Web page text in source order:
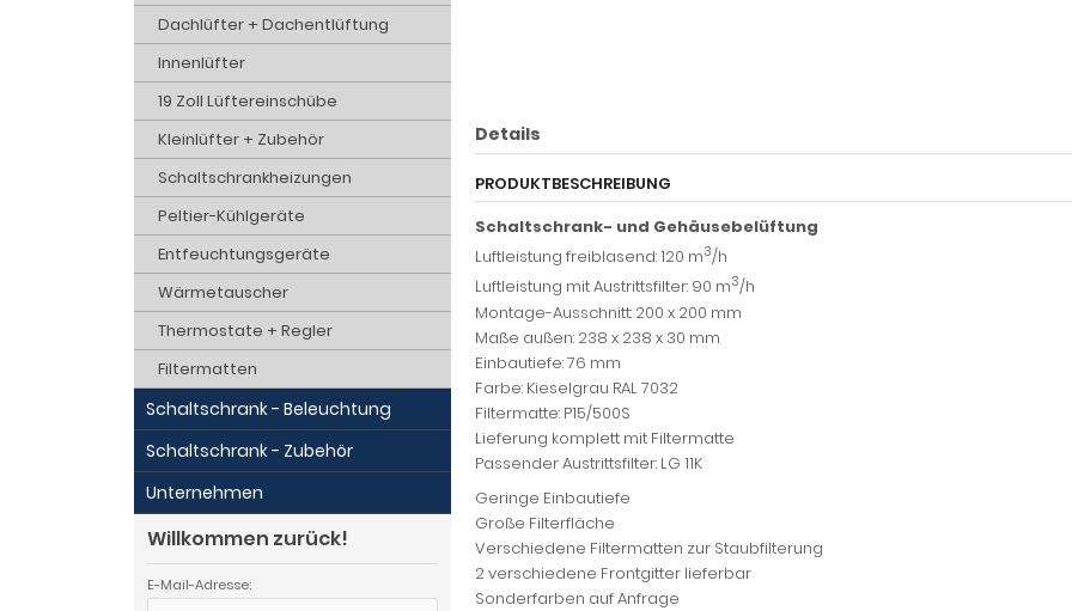
Details
PRODUKTBESCHREIBUNG
Schaltschrank- und Gehäusebelüftung
Luftleistung freiblasend: 120 m3/h
Luftleistung mit Austrittsfilter: 90 m3/h
Montage-Ausschnitt: 200 x 200 mm
Maße außen: 238 x 238 x 30 mm
Einbautiefe: 76 mm
Farbe: Kieselgrau RAL 7032
Filtermatte: P15/500S
Lieferung komplett mit Filtermatte
Passender Austrittsfilter: LG 11K
Geringe Einbautiefe
Große Filterfläche
Verschiedene Filtermatten zur Staubfilterung
2 verschiedene Frontgitter lieferbar
Sonderfarben auf Anfrage
Dachlüfter + Dachentlüftung
Innenlüfter
19 Zoll Lüftereinschübe
Kleinlüfter + Zubehör
Schaltschrankheizungen
Peltier-Kühlgeräte
Entfeuchtungsgeräte
Wärmetauscher
Thermostate + Regler
Filtermatten
Schaltschrank - Beleuchtung
Schaltschrank - Zubehör
Unternehmen
Willkommen zurück!
E-Mail-Adresse: